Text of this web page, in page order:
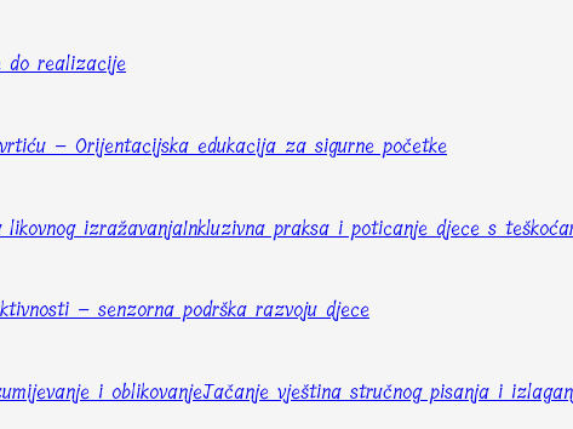
do realizacije
– Orijentacijska edukacija za sigurne početke
izražavanjaInkluzivna praksa i poticanje djece s
– senzorna podrška razvoju djece
i oblikovanjeJačanje vještina stručnog pisanja i